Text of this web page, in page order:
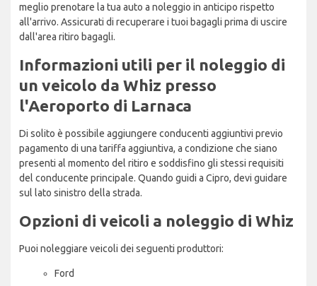
meglio prenotare la tua auto a noleggio in anticipo rispetto
all'arrivo. Assicurati di recuperare i tuoi bagagli prima di uscire
dall'area ritiro bagagli.
Informazioni utili per il noleggio di
un veicolo da Whiz presso
l'Aeroporto di Larnaca
Di solito è possibile aggiungere conducenti aggiuntivi previo
pagamento di una tariffa aggiuntiva, a condizione che siano
presenti al momento del ritiro e soddisfino gli stessi requisiti
del conducente principale. Quando guidi a Cipro, devi guidare
sul lato sinistro della strada.
Opzioni di veicoli a noleggio di Whiz
Puoi noleggiare veicoli dei seguenti produttori:
Ford